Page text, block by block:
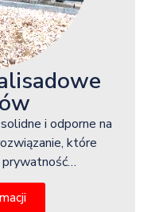
i odporne na
które
prywatność…